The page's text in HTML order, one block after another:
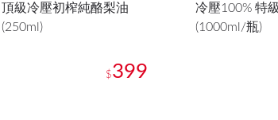
頂級冷壓初榨純酪梨油
(250ml)
$399
冷壓100% 特
(1000ml/瓶)